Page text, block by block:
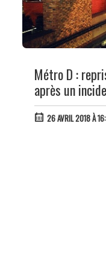
Métro D :
après un
26 AVRIL 2018 À